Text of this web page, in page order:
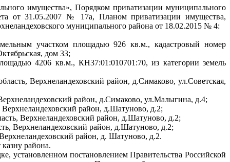
имущества», Порядком приватизации муниципального
от 31.05.2007 № 17а, Планом приватизации имущества,
муниципального района от 18.02.2015 № 4:
участком площадью 926 кв.м., кадастровый номер
дом 33;
4206 кв.м., КН37:01:010701:70, из категории земель
Верхнеландеховский район, д.Симаково, ул.Советская,
район, д.Симаково, ул.Малыгина, д.4;
район, д.Шатуново, д.2;
Верхнеландеховский район, д.Шатуново, д.2;
Верхнеландеховский район, д.Шатуново, д.2;
район, д. Шатуново, д.2.
района.
установленном постановлением Правительства Российской